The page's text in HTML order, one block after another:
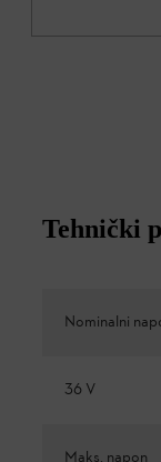
Tehnički
Nominalni
36 V
Maks. napon